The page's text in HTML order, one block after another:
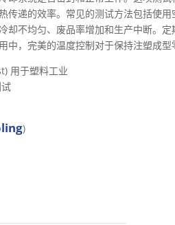
传递的效率。常见的测试方法包括使
却不均匀、废品率增加和生产中断。
中，完美的温度控制对于保持注塑成型
)